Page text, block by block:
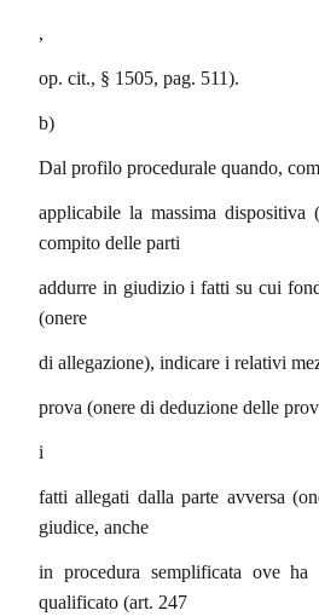
,
op. cit., § 1505, pag. 511).
b)
Dal profilo procedurale quando,
applicabile la massima
compito delle parti
addurre in giudizio i fatti su cui
(onere
di allegazione), indicare i relativi
prova (onere di deduzione delle
i
fatti allegati dalla parte avversa
giudice, anche
in procedura semplificata ove
qualificato (art. 247